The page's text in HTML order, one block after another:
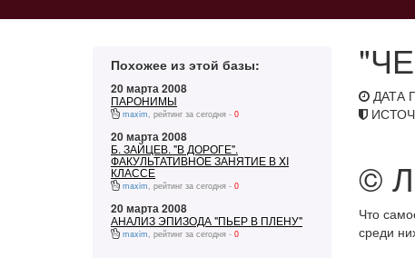
Похожее из этой базы:
20 марта 2008
ПАРОНИМЫ
maxim, рейтинг за сегодня - 0
20 марта 2008
Б. ЗАЙЦЕВ. "В ДОРОГЕ".
ФАКУЛЬТАТИВНОЕ ЗАНЯТИЕ В XI
КЛАССЕ
maxim, рейтинг за сегодня - 0
20 марта 2008
АНАЛИЗ ЭПИЗОДА "ПЬЕР В ПЛЕНУ"
maxim, рейтинг за сегодня - 0
ДАТА
©
Что
среди